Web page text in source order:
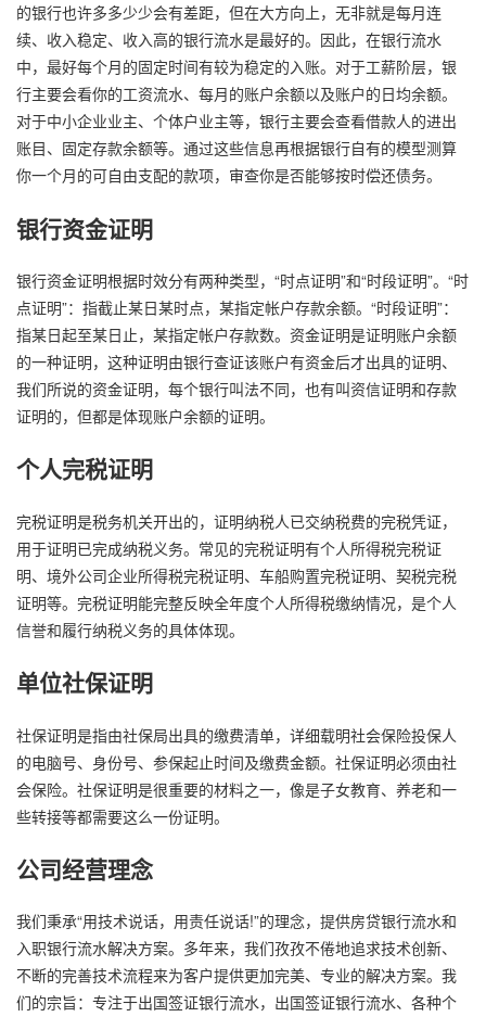
的银行也许多多少少会有差距，但在大方向上，无非就是每月连
续、收入稳定、收入高的银行流水是最好的。因此，在银行流水
中，最好每个月的固定时间有较为稳定的入账。对于工薪阶层，银
行主要会看你的工资流水、每月的账户余额以及账户的日均余额。
对于中小企业业主、个体户业主等，银行主要会查看借款人的进出
账目、固定存款余额等。通过这些信息再根据银行自有的模型测算
你一个月的可自由支配的款项，审查你是否能够按时偿还债务。
银行资金证明
银行资金证明根据时效分有两种类型，“时点证明”和“时段证明”。“时
点证明”：指截止某日某时点，某指定帐户存款余额。“时段证明”：
指某日起至某日止，某指定帐户存款数。资金证明是证明账户余额
的一种证明，这种证明由银行查证该账户有资金后才出具的证明、
我们所说的资金证明，每个银行叫法不同，也有叫资信证明和存款
证明的，但都是体现账户余额的证明。
个人完税证明
完税证明是税务机关开出的，证明纳税人已交纳税费的完税凭证，
用于证明已完成纳税义务。常见的完税证明有个人所得税完税证
明、境外公司企业所得税完税证明、车船购置完税证明、契税完税
证明等。完税证明能完整反映全年度个人所得税缴纳情况，是个人
信誉和履行纳税义务的具体体现。
单位社保证明
社保证明是指由社保局出具的缴费清单，详细载明社会保险投保人
的电脑号、身份号、参保起止时间及缴费金额。社保证明必须由社
会保险。社保证明是很重要的材料之一，像是子女教育、养老和一
些转接等都需要这么一份证明。
公司经营理念
我们秉承“用技术说话，用责任说话!”的理念，提供房贷银行流水和
入职银行流水解决方案。多年来，我们孜孜不倦地追求技术创新、
不断的完善技术流程来为客户提供更加完美、专业的解决方案。我
们的宗旨：专注于出国签证银行流水，出国签证银行流水、各种个